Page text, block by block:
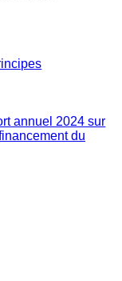
annuel 2024 sur
du